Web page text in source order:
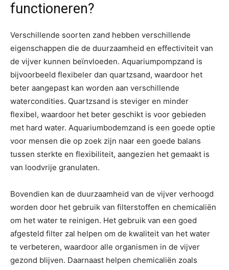
functioneren?
Verschillende soorten zand hebben verschillende
eigenschappen die de duurzaamheid en effectiviteit van
de vijver kunnen beïnvloeden. Aquariumpompzand is
bijvoorbeeld flexibeler dan quartzsand, waardoor het
beter aangepast kan worden aan verschillende
watercondities. Quartzsand is steviger en minder
flexibel, waardoor het beter geschikt is voor gebieden
met hard water. Aquariumbodemzand is een goede optie
voor mensen die op zoek zijn naar een goede balans
tussen sterkte en flexibiliteit, aangezien het gemaakt is
van loodvrije granulaten.
Bovendien kan de duurzaamheid van de vijver verhoogd
worden door het gebruik van filterstoffen en chemicaliën
om het water te reinigen. Het gebruik van een goed
afgesteld filter zal helpen om de kwaliteit van het water
te verbeteren, waardoor alle organismen in de vijver
gezond blijven. Daarnaast helpen chemicaliën zoals